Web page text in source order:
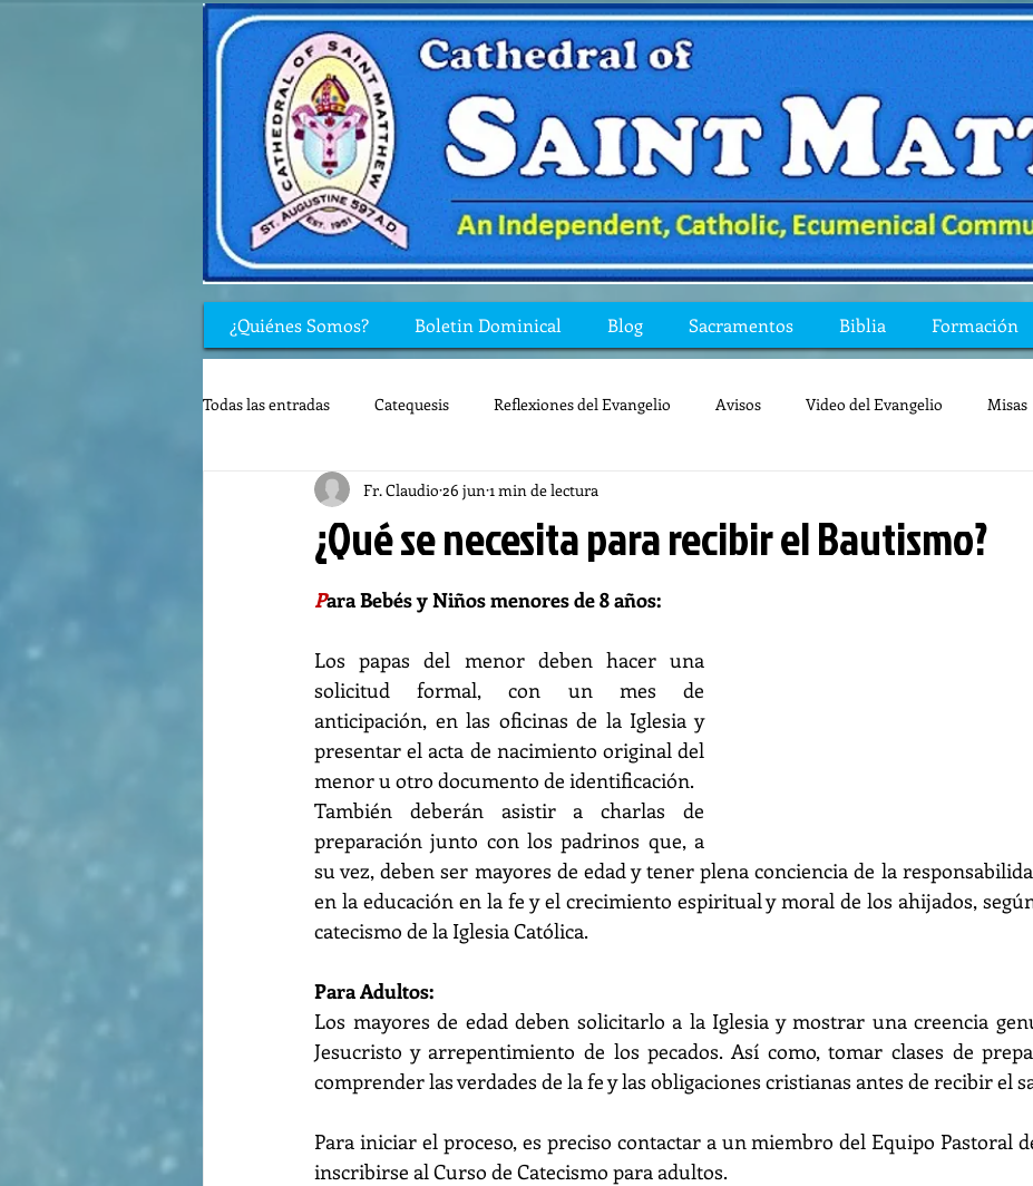
¿Quiénes Somos? Boletin Dominical Blog Sacramentos Biblia Formación
Todas las entradas Catequesis Reflexiones del Evangelio Avisos Video del Evangelio Misas
Rincón de los niños Biblia Mis preguntas de la Biblia
¿Qué se necesita para recibir el Bautismo?
Fr. Claudio 26 jun 1 min de lectura
Para Bebés y Niños menores de 8 años:
Los papas del menor deben hacer una
solicitud formal, con un mes de
anticipación, en las oficinas de la Iglesia y
presentar el acta de nacimiento original del
menor u otro documento de identificación.
También deberán asistir a charlas de
preparación junto con los padrinos que, a
su vez, deben ser mayores de edad y tener plena conciencia de la
en la educación en la fe y el crecimiento espiritual y moral de los ahijados,
catecismo de la Iglesia Católica.
Para Adultos:
Los mayores de edad deben solicitarlo a la Iglesia y mostrar una creencia
Jesucristo y arrepentimiento de los pecados. Así como, tomar clases de
comprender las verdades de la fe y las obligaciones cristianas antes de recibir el
Para iniciar el proceso, es preciso contactar a un miembro del Equipo Pastoral
inscribirse al Curso de Catecismo para adultos.